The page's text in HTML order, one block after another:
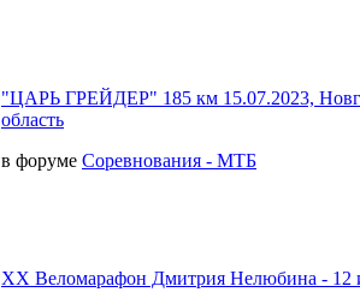
"ЦАРЬ ГРЕЙДЕР" 185 км 15.07.2023,
область
в форуме Соревнования - МТБ
XX Веломарафон Дмитрия Нелюбина - 12